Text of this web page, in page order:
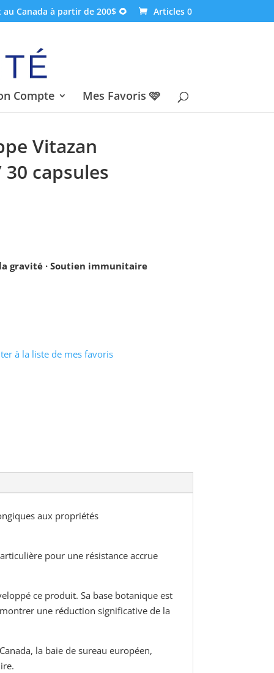
Canada à partir de 200$ 🌻 Articles 0
Compte Mes Favoris 🩷
Vitazan
capsules
gravité · Soutien immunitaire
à la liste de mes favoris
aux propriétés
pour une résistance accrue
ce produit. Sa base botanique est
une réduction significative de la
la baie de sureau européen,